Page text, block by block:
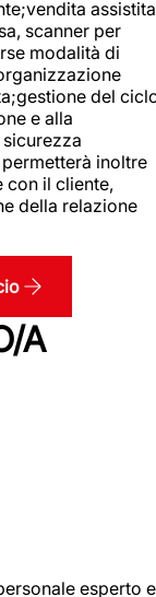
assistita
scanner per
modalità di
del
e alla
inoltre
il cliente,
della relazione
A
esperto e